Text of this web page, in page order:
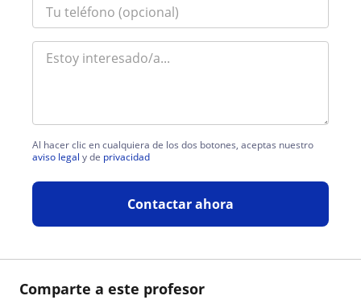
Comparte a este profesor
Al hacer clic en cualquiera de los dos botones, aceptas nuestro
aviso legal y de privacidad
Contactar ahora